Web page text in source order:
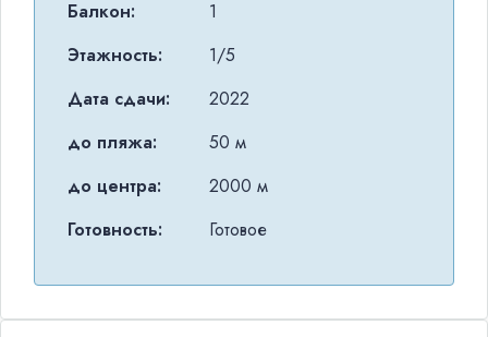
Балкон:
1
Этажность:
1/5
Дата сдачи:
2022
до пляжа:
50 м
до центра:
2000 м
Готовность:
Готовое